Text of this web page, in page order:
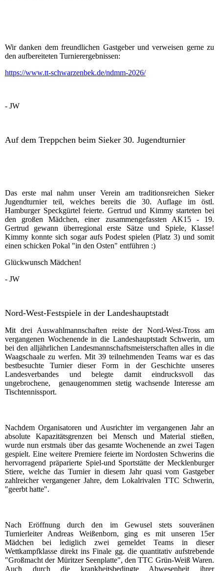
Wir danken dem freundlichen Gastgeber und verweisen gerne zu
den aufbereiteten Turnierergebnissen:
https://www.tt-schwarzenbek.de/ndmm-2026/
- JW
Auf dem Treppchen beim Sieker 30. Jugendturnier
Das erste mal nahm unser Verein am traditionsreichen Sieker
Jugendturnier teil, welches bereits die 30. Auflage im östl.
Hamburger Speckgürtel feierte. Gertrud und Kimmy starteten bei
den großen Mädchen, einer zusammengefassten AK15 - 19.
Gertrud gewann überregional erste Sätze und Spiele, Klasse!
Kimmy konnte sich sogar aufs Podest spielen (Platz 3) und somit
einen schicken Pokal "in den Osten" entführen :)
Glückwunsch Mädchen!
- JW
Nord-West-Festspiele in der Landeshauptstadt
Mit drei Auswahlmannschaften reiste der Nord-West-Tross am
vergangenen Wochenende in die Landeshauptstadt Schwerin, um
bei den alljährlichen Landesmannschaftsmeisterschaften alles in die
Waagschaale zu werfen. Mit 39 teilnehmenden Teams war es das
bestbesuchte Turnier dieser Form in der Geschichte unseres
Landesverbandes und belegte damit eindrucksvoll das
ungebrochene, genaugenommen stetig wachsende Interesse am
Tischtennissport.
Nachdem Organisatoren und Ausrichter im vergangenen Jahr an
absolute Kapazitätsgrenzen bei Mensch und Material stießen,
wurde nun erstmals über das gesamte Wochenende an zwei Tagen
gespielt. Eine weitere Premiere feierte im Nordosten Schwerins die
hervorragend präparierte Spiel-und Sportstätte der Mecklenburger
Stiere, welche das Turnier in diesem Jahr quasi vom Gastgeber
zahlreicher vergangener Jahre, dem Lokalrivalen TTC Schwerin,
"geerbt hatte".
Nach Eröffnung durch den im Gewusel stets souveränen
Turnierleiter Andreas Weißenborn, ging es mit unseren 15er
Mädchen bei lediglich zwei gemeldet Teams in dieser
Wettkampfklasse direkt ins Finale gg. die quantitativ aufstrebende
"Großmacht der Müritzer Seenplatte", den TTC Grün-Weiß Waren.
Auch durch die krankheitsbedingte Abwesenheit ihrer